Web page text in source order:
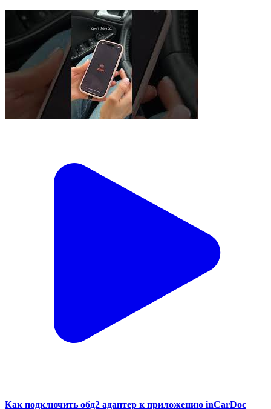
Как подключить обд2 адаптер к приложению inCarDoc